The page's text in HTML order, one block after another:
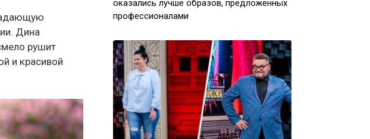
Дина
рушит
и красивой
оказались лучше образов, предложенных
профессионалами